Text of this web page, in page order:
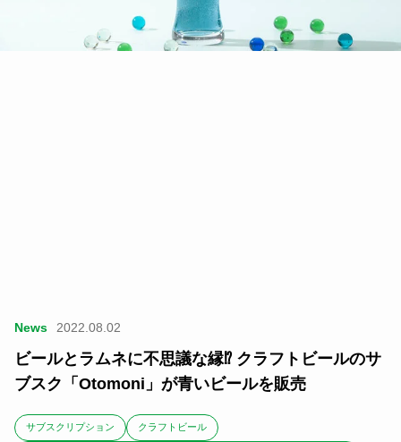
News 2022.08.02
ビールとラムネに不思議な縁⁉︎ クラフトビールのサ
ブスク「Otomoni」が青いビールを販売
サブスクリプション クラフトビール